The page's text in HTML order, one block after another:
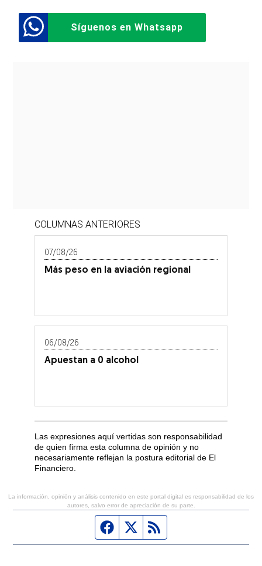
Síguenos en Whatsapp
COLUMNAS ANTERIORES
07/08/26
Más peso en la aviación regional
06/08/26
Apuestan a 0 alcohol
Las expresiones aquí vertidas son responsabilidad
de quien firma esta columna de opinión y no
necesariamente reflejan la postura editorial de El
Financiero.
La información, opinión y análisis contenido en este portal digital es responsabilidad de los
autores, salvo error de apreciación de su parte.
Página de Facebook
Fuente Twitter